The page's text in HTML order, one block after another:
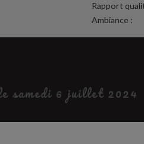
Rapport
Ambiance :
samedi 6 juillet 2024